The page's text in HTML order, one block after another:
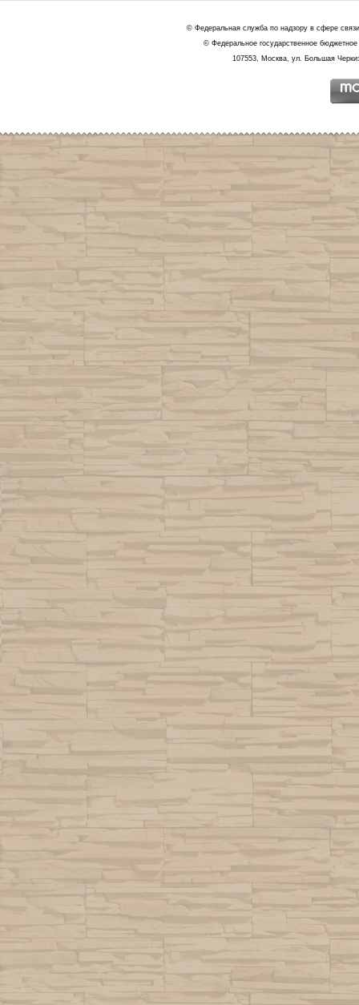
© Федеральная служба по надзору в сфере
© Федеральное государственное
107553, Москва, ул. Большая